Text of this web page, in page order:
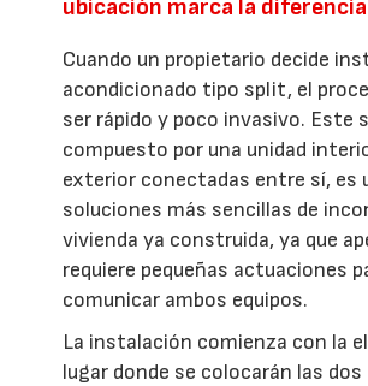
ubicación marca la diferencia
Cuando un propietario decide
acondicionado tipo split, el
ser rápido y poco invasivo. Este
compuesto por una unidad
exterior conectadas entre sí, es
soluciones más sencillas de
vivienda ya construida, ya que
requiere pequeñas actuaciones
comunicar ambos equipos.
La instalación comienza con la
lugar donde se colocarán las dos